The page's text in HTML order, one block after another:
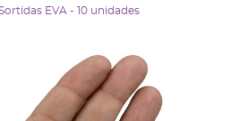
EVA - 10 unidades